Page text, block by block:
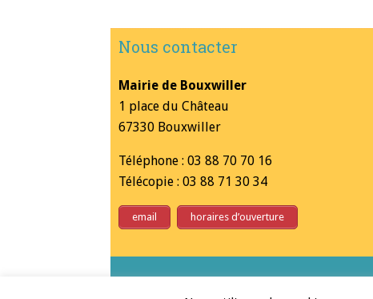
Nous contacter
Mairie de Bouxwiller
1 place du Château
67330 Bouxwiller
Téléphone : 03 88 70 70 16
Télécopie : 03 88 71 30 34
email horaires d’ouverture